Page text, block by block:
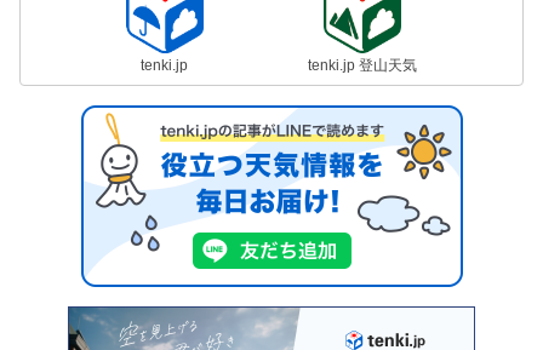
tenki.jp tenki.jp 登山天気